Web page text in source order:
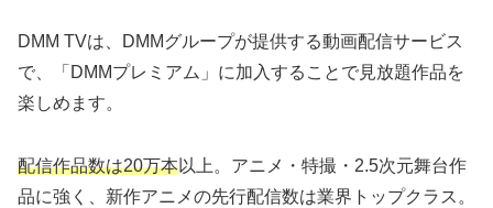
DMM TVは、DMMグループが提供する動画配信サービス
で、「DMMプレミアム」に加入することで見放題作品を
楽しめます。
配信作品数は20万本以上。アニメ・特撮・2.5次元舞台作
品に強く、新作アニメの先行配信数は業界トップクラス。